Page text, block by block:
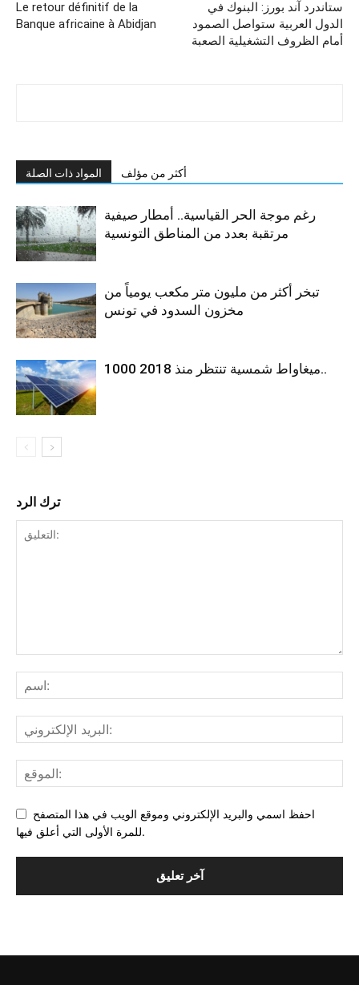
Le retour définitif de la
Banque africaine à Abidjan
ستاندرد آند بورز: البنوك في
الدول العربية ستواصل الصمود
أمام الظروف التشغيلية الصعبة
المواد ذات الصلة أكثر من مؤلف
رغم موجة الحر القياسية.. أمطار صيفية
مرتقبة بعدد من المناطق التونسية
تبخر أكثر من مليون متر مكعب يومياً من
مخزون السدود في تونس
1000 ميغاواط شمسية تنتظر منذ 2018..
ترك الرد
احفظ اسمي والبريد الإلكتروني وموقع الويب في هذا المتصفح
للمرة الأولى التي أعلق فيها.